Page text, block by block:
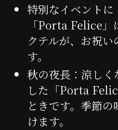
特別なイベント
「Porta Felice」
クテルが、お祝
す。
秋の夜長：涼しく
した「Porta
ときです。季節
けます。